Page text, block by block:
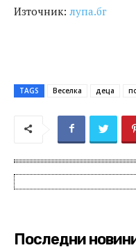
Източник: лупа.бг
TAGS Веселка деца
Последни